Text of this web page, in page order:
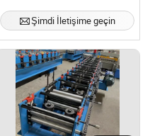
Şimdi İletişime geçin